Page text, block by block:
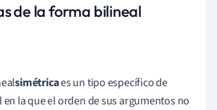
de la forma bilineal
simétricaes un tipo específico de
la que el orden de sus argumentos no